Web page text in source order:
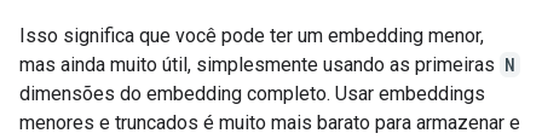
Isso significa que você pode ter um embedding menor,
mas ainda muito útil, simplesmente usando as primeiras N
dimensões do embedding completo. Usar embeddings
menores e truncados é muito mais barato para armazenar e